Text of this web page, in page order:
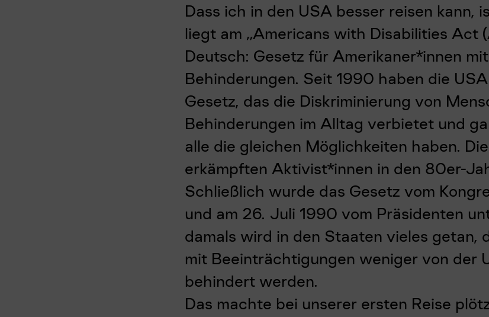
Dass ich in den USA besser reisen kann,
liegt am „Americans with Disabilities Act
Deutsch: Gesetz für Amerikaner*innen mit
Behinderungen. Seit 1990 haben die
Gesetz, das die Diskriminierung von
Behinderungen im Alltag verbietet und
alle die gleichen Möglichkeiten haben.
erkämpften Aktivist*innen in den 80er-
Schließlich wurde das Gesetz vom
und am 26. Juli 1990 vom Präsidenten
damals wird in den Staaten vieles getan,
mit Beeinträchtigungen weniger von der
behindert werden.
Das machte bei unserer ersten Reise